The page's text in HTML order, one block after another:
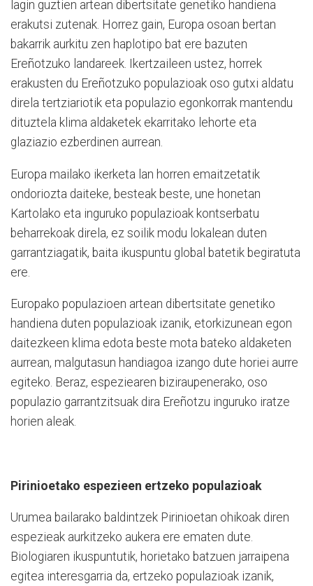
lagin guztien artean dibertsitate genetiko handiena
erakutsi zutenak. Horrez gain, Europa osoan bertan
bakarrik aurkitu zen haplotipo bat ere bazuten
Ereñotzuko landareek. Ikertzaileen ustez, horrek
erakusten du Ereñotzuko populazioak oso gutxi aldatu
direla tertziariotik eta populazio egonkorrak mantendu
dituztela klima aldaketek ekarritako lehorte eta
glaziazio ezberdinen aurrean.
Europa mailako ikerketa lan horren emaitzetatik
ondoriozta daiteke, besteak beste, une honetan
Kartolako eta inguruko populazioak kontserbatu
beharrekoak direla, ez soilik modu lokalean duten
garrantziagatik, baita ikuspuntu global batetik begiratuta
ere.
Europako populazioen artean dibertsitate genetiko
handiena duten populazioak izanik, etorkizunean egon
daitezkeen klima edota beste mota bateko aldaketen
aurrean, malgutasun handiagoa izango dute horiei aurre
egiteko. Beraz, espeziearen biziraupenerako, oso
populazio garrantzitsuak dira Ereñotzu inguruko iratze
horien aleak.
Pirinioetako espezieen ertzeko populazioak
Urumea bailarako baldintzek Pirinioetan ohikoak diren
espezieak aurkitzeko aukera ere ematen dute.
Biologiaren ikuspuntutik, horietako batzuen jarraipena
egitea interesgarria da, ertzeko populazioak izanik,